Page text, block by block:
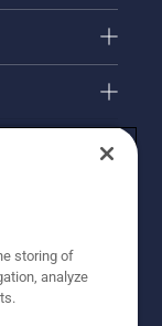
storing of
analyze